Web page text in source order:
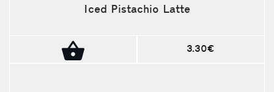
Iced Pistachio Latte
3.30€